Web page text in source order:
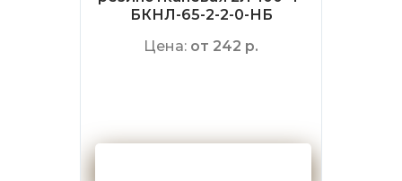
БКНЛ-65-2-2-0-НБ
Цена: от 242 р.